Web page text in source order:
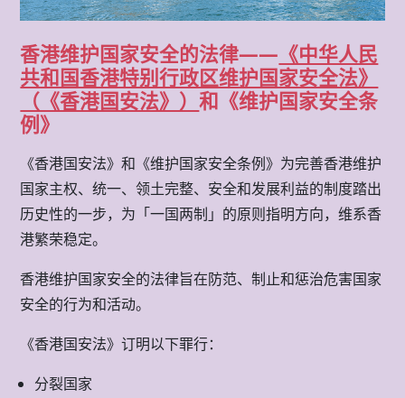
香港维护国家安全的法律—— 《中华人民
共和国香港特别行政区维护国家安全法》
（《香港国安法》）和《维护国家安全条
例》
《香港国安法》和《维护国家安全条例》为完善香港维护
国家主权、统一、领土完整、安全和发展利益的制度踏出
历史性的一步，为「一国两制」的原则指明方向，维系香
港繁荣稳定。
香港维护国家安全的法律旨在防范、制止和惩治危害国家
安全的行为和活动。
《香港国安法》订明以下罪行：
分裂国家